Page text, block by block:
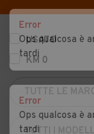
Auto Nuove
Noleggio a
Auto d'epoca
Camper
USATO
KM 0
Error
Ops qualcosa è
tardi
Error
Ops qualcosa è
tardi